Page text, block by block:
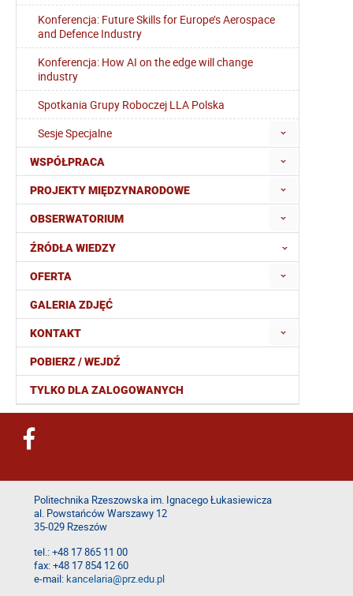
Konferencja: Future Skills for Europe’s Aerospace
and Defence Industry
Konferencja: How AI on the edge will change
industry
Spotkania Grupy Roboczej LLA Polska
Sesje Specjalne
WSPÓŁPRACA
PROJEKTY MIĘDZYNARODOWE
OBSERWATORIUM
ŹRÓDŁA WIEDZY
OFERTA
GALERIA ZDJĘĆ
KONTAKT
POBIERZ / WEJDŹ
TYLKO DLA ZALOGOWANYCH
Politechnika Rzeszowska im. Ignacego Łukasiewicza
al. Powstańców Warszawy 12
35-029 Rzeszów
tel.: +48 17 865 11 00
fax: +48 17 854 12 60
e-mail:kancelaria@prz.edu.pl